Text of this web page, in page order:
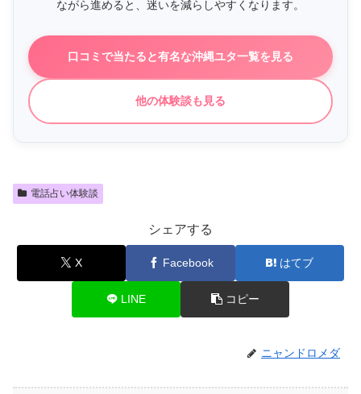
ながら進めると、迷いを減らしやすくなります。
口コミで当たると有名な沖縄ユタ一覧を見る
他の体験談も見る
電話占い体験談
シェアする
X Facebook はてブ
LINE コピー
ニャンドロメダ